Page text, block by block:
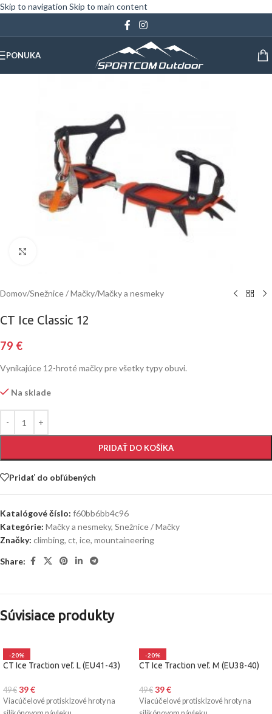
Skip to navigation Skip to main content
PONUKA
Domov/Snežnice / Mačky/Mačky a nesmeky
CT Ice Classic 12
79 €
Vynikajúce 12-hroté mačky pre všetky typy obuvi.
Na sklade
PRIDAŤ DO KOŠÍKA
Pridať do obľúbených
Katalógové číslo: f60bb6bb4c96
Kategórie: Mačky a nesmeky, Snežnice / Mačky
Značky: climbing, ct, ice, mountaineering
Share:
Súvisiace produkty
-20%
CT Ice Traction veľ. L (EU41-43)
49€ 39€
Viacúčelové protisklzové hroty na
-20%
CT Ice Traction veľ. M (EU38-40)
49€ 39€
Viacúčelové protisklzové hroty na